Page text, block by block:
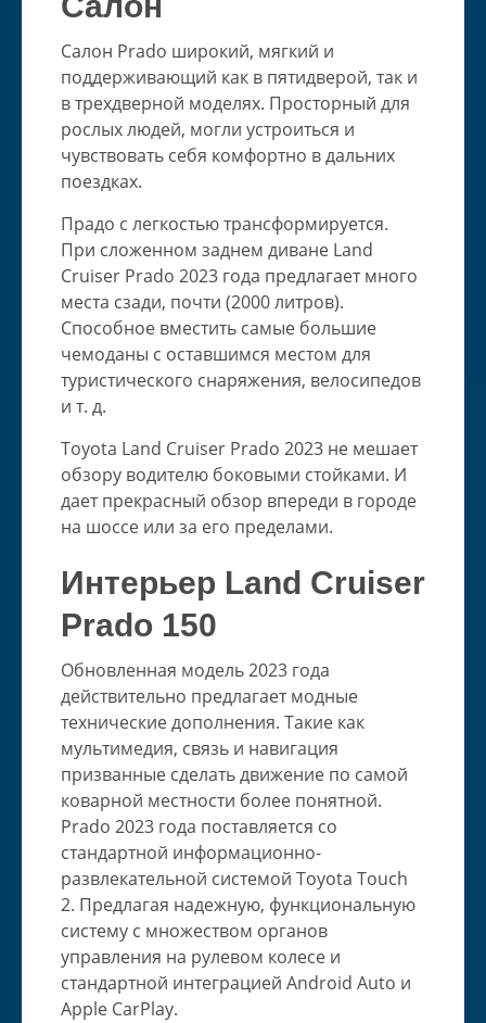
Салон Prado широкий, мягкий и
поддерживающий как в пятидверой, так и
в трехдверной моделях. Просторный для
рослых людей, могли устроиться и
чувствовать себя комфортно в дальних
поездках.
Прадо с легкостью трансформируется.
При сложенном заднем диване Land
Cruiser Prado 2023 года предлагает много
места сзади, почти (2000 литров).
Способное вместить самые большие
чемоданы с оставшимся местом для
туристического снаряжения, велосипедов
и т. д.
Toyota Land Cruiser Prado 2023 не мешает
обзору водителю боковыми стойками. И
дает прекрасный обзор впереди в городе
на шоссе или за его пределами.
Интерьер Land Cruiser
Prado 150
Обновленная модель 2023 года
действительно предлагает модные
технические дополнения. Такие как
мультимедия, связь и навигация
призванные сделать движение по самой
коварной местности более понятной.
Prado 2023 года поставляется со
стандартной информационно-
развлекательной системой Toyota Touch
2. Предлагая надежную, функциональную
систему с множеством органов
управления на рулевом колесе и
стандартной интеграцией Android Auto и
Apple CarPlay.